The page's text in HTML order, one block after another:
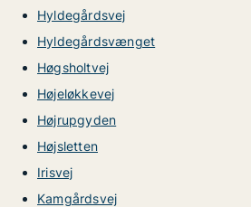
Hyldegårdsvej
Hyldegårdsvænget
Høgsholtvej
Højeløkkevej
Højrupgyden
Højsletten
Irisvej
Kamgårdsvej